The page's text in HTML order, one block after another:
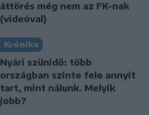
áttörés még nem az FK-nak
(videóval)
Krónika
Nyári szünidő: több
országban szinte fele annyit
tart, mint nálunk. Melyik
jobb?